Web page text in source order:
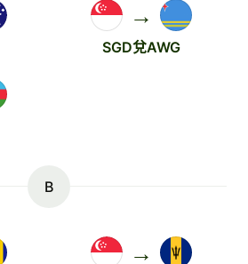
→
SGD兌AWG
B
→